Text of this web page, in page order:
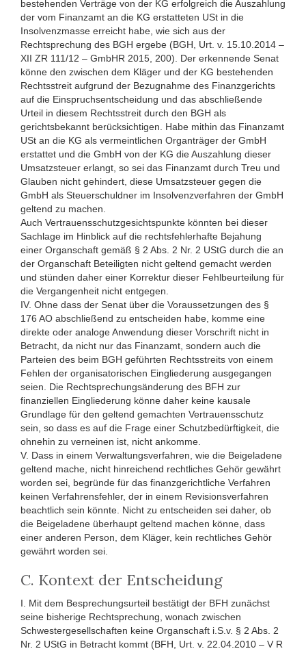
bestehenden Verträge von der KG erfolgreich die Auszahlung
der vom Finanzamt an die KG erstatteten USt in die
Insolvenzmasse erreicht habe, wie sich aus der
Rechtsprechung des BGH ergebe (BGH, Urt. v. 15.10.2014 –
XII ZR 111/12 – GmbHR 2015, 200). Der erkennende Senat
könne den zwischen dem Kläger und der KG bestehenden
Rechtsstreit aufgrund der Bezugnahme des Finanzgerichts
auf die Einspruchsentscheidung und das abschließende
Urteil in diesem Rechtsstreit durch den BGH als
gerichtsbekannt berücksichtigen. Habe mithin das Finanzamt
USt an die KG als vermeintlichen Organträger der GmbH
erstattet und die GmbH von der KG die Auszahlung dieser
Umsatzsteuer erlangt, so sei das Finanzamt durch Treu und
Glauben nicht gehindert, diese Umsatzsteuer gegen die
GmbH als Steuerschuldner im Insolvenzverfahren der GmbH
geltend zu machen.
Auch Vertrauensschutzgesichtspunkte könnten bei dieser
Sachlage im Hinblick auf die rechtsfehlerhafte Bejahung
einer Organschaft gemäß § 2 Abs. 2 Nr. 2 UStG durch die an
der Organschaft Beteiligten nicht geltend gemacht werden
und stünden daher einer Korrektur dieser Fehlbeurteilung für
die Vergangenheit nicht entgegen.
IV. Ohne dass der Senat über die Voraussetzungen des §
176 AO abschließend zu entscheiden habe, komme eine
direkte oder analoge Anwendung dieser Vorschrift nicht in
Betracht, da nicht nur das Finanzamt, sondern auch die
Parteien des beim BGH geführten Rechtsstreits von einem
Fehlen der organisatorischen Eingliederung ausgegangen
seien. Die Rechtsprechungsänderung des BFH zur
finanziellen Eingliederung könne daher keine kausale
Grundlage für den geltend gemachten Vertrauensschutz
sein, so dass es auf die Frage einer Schutzbedürftigkeit, die
ohnehin zu verneinen ist, nicht ankomme.
V. Dass in einem Verwaltungsverfahren, wie die Beigeladene
geltend mache, nicht hinreichend rechtliches Gehör gewährt
worden sei, begründe für das finanzgerichtliche Verfahren
keinen Verfahrensfehler, der in einem Revisionsverfahren
beachtlich sein könnte. Nicht zu entscheiden sei daher, ob
die Beigeladene überhaupt geltend machen könne, dass
einer anderen Person, dem Kläger, kein rechtliches Gehör
gewährt worden sei.
C. Kontext der Entscheidung
I. Mit dem Besprechungsurteil bestätigt der BFH zunächst
seine bisherige Rechtsprechung, wonach zwischen
Schwestergesellschaften keine Organschaft i.S.v. § 2 Abs. 2
Nr. 2 UStG in Betracht kommt (BFH, Urt. v. 22.04.2010 – V R